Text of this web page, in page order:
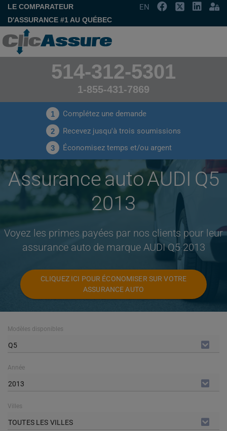
LE COMPARATEUR
D'ASSURANCE #1 AU QUÉBEC
EN
514-312-5301
1-855-431-7869
1 Complétez une demande
2 Recevez jusqu'à trois soumissions
3 Économisez temps et/ou argent
Assurance auto AUDI Q5
2013
Voyez les primes payées par nos clients pour leur
assurance auto de marque AUDI Q5 2013
CLIQUEZ ICI POUR ÉCONOMISER SUR VOTRE
ASSURANCE AUTO
Modèles disponibles
Q5
Année
2013
Villes
TOUTES LES VILLES